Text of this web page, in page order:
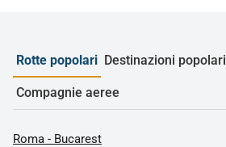
Rotte popolari Destinazioni popolari
Compagnie aeree
Roma - Bucarest